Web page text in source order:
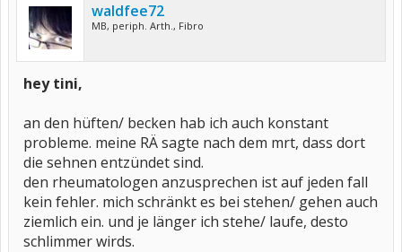
waldfee72
MB, periph. Arth., Fibro
hey tini,
an den hüften/ becken hab ich auch konstant
probleme. meine RÄ sagte nach dem mrt, dass dort
die sehnen entzündet sind.
den rheumatologen anzusprechen ist auf jeden fall
kein fehler. mich schränkt es bei stehen/ gehen auch
ziemlich ein. und je länger ich stehe/ laufe, desto
schlimmer wirds.